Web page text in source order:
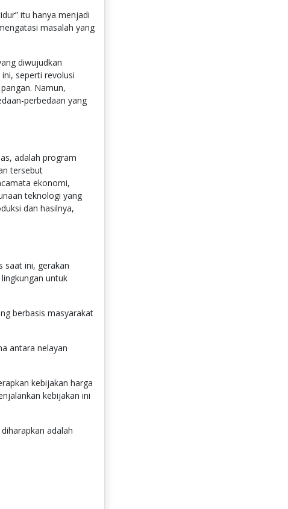
itu hanya menjadi
masalah yang
diwujudkan
seperti revolusi
Namun,
perbedaan yang
adalah program
tersebut
ekonomi,
teknologi yang
dan hasilnya,
saat ini, gerakan
untuk
berbasis masyarakat
antara nelayan
kebijakan harga
kebijakan ini
adalah